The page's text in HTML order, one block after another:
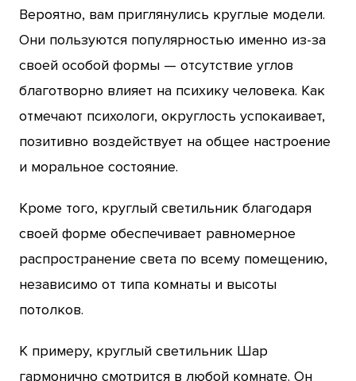
Вероятно, вам приглянулись круглые модели.
Они пользуются популярностью именно из-за
своей особой формы — отсутствие углов
благотворно влияет на психику человека. Как
отмечают психологи, округлость успокаивает,
позитивно воздействует на общее настроение
и моральное состояние.
Кроме того, круглый светильник благодаря
своей форме обеспечивает равномерное
распространение света по всему помещению,
независимо от типа комнаты и высоты
потолков.
К примеру, круглый светильник Шар
гармонично смотрится в любой комнате. Он